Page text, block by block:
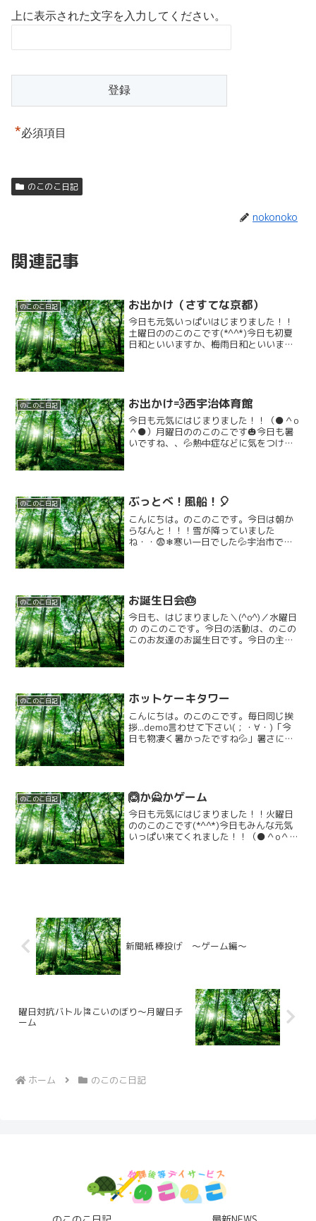
上に表示された文字を入力してください。
*必須項目
のこのこ日記
nokonoko
関連記事
のこのこ日記 お出かけ（さすてな京都）
今日も元気いっぱいはじまりました！！
土曜日ののこのこです(*^^*)今日も初夏
日和といいますか、梅雨日和といいます
のこのこ日記 お出かけ💨西宇治体育館
今日も元気にはじまりました！！（●＾o
＾●）月曜日ののこのこです🎃今日も暑
いですね、、💦熱中症などに気をつけ
のこのこ日記 ぶっとべ！風船！🎈
こんにちは。のこのこです。今日は朝か
らなんと！！！雪が降っていました
ね・・😨❄寒い一日でした💦宇治市では
のこのこ日記 お誕生日会🎂
今日も、はじまりました＼(^o^)／水曜日
の のこのこです。今日の活動は、のこの
このお友達のお誕生日です。今日の主役
のこのこ日記 ホットケーキタワー
こんにちは。のこのこです。毎日同じ挨
拶...demo言わせて下さい(；・∀・)「今
日も物凄く暑かったですね💦」暑さにも
のこのこ日記 🙆か🙅かゲーム
今日も元気にはじまりました！！火曜日
ののこのこです(*^^*)今日もみんな元気
いっぱい来てくれました！！（●＾o＾
新聞紙 棒投げ ～ゲーム編～
曜日対抗バトル🎏こいのぼり～月曜日チ
ーム
ホーム のこのこ日記